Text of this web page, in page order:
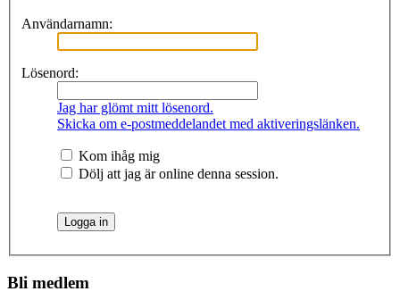
Användarnamn:
Lösenord:
Jag har glömt mitt lösenord.
Skicka om e-postmeddelandet med aktiveringslänken.
Kom ihåg mig
Dölj att jag är online denna session.
Bli medlem